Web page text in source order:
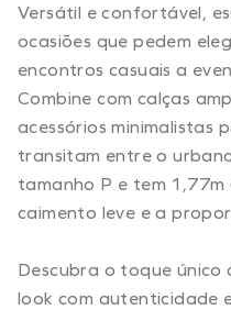
Versátil e confortável,
ocasiões que pedem
encontros casuais a
Combine com calças
acessórios minimalistas
transitam entre o
tamanho P e tem
caimento leve e a
Descubra o toque único
look com autenticidade